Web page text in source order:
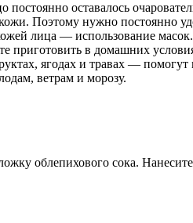
оставалось
Поэтому нужно постоянно
лица — использование
приготовить в домашних
ягодах и травах — помогут
ветрам и морозу.
облепихового сока.